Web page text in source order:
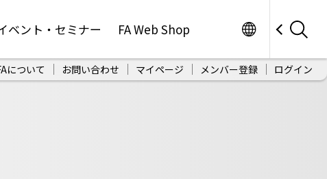
ベント・セミナー FA Web Shop
について お問い合わせ マイページ メンバー登録 ログイン